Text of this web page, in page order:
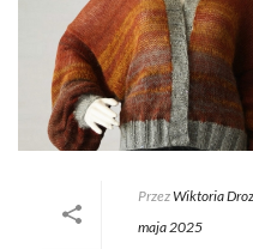
PrzezWiktoria
maja 2025